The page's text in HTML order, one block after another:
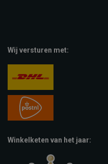
Wij versturen met:
Winkelketen van het jaar: